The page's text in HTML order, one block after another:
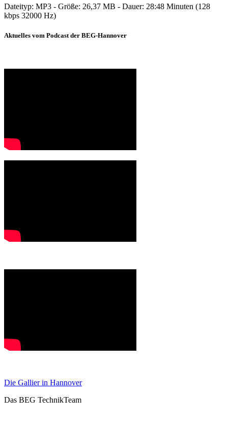
Dateityp: MP3 - Größe: 26,37 MB - Dauer: 28:48 Minuten (128
kbps 32000 Hz)
Aktuelles vom Podcast der BEG-Hannover
Die Gallier in Hannover
Das BEG TechnikTeam